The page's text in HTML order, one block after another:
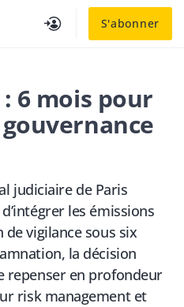
S'abonner
6 mois pour
judiciaire de Paris
les émissions
de vigilance sous six
la décision
repenser en profondeur
risk management et